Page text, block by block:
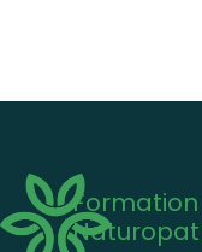
Formation